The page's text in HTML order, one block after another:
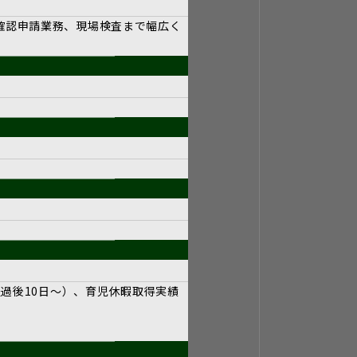
申請業務、現場検査まで幅広く
後10日～）、育児休暇取得実績